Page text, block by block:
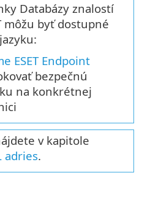
Databázy znalostí
môžu byť dostupné
ESET Endpoint
bezpečnú
na konkrétnej
v kapitole
adries.